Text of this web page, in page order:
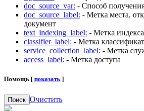
doc_source_var: - Способ
doc_source_label: - Метка места,
документ
text_indexing_label: - Метка
classifier_label: - Метка
service_collection_label: - Метка
access_label: - Метка доступа
Помощь [ показать ]
Поиск Очистить